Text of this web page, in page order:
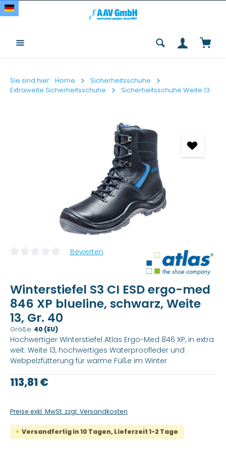
Zum Hauptinhalt springen
Sie sind hier: Home
Sicherheitsschuhe
Extraweite Sicherheitsschuhe
Sicherheitsschuhe Weite 13
Durchschnittliche Bewertung von 0 von 5 Sternen
Bewerten
Winterstiefel S3 CI ESD ergo-med
846 XP blueline, schwarz, Weite
13, Gr. 40
Größe: 40 (EU)
Hochwertiger Winterstiefel Atlas Ergo-Med 846 XP, in extra
weit: Weite 13, hochwertiges Waterproofleder und
Webpelzfütterung für warme Füße im Winter
Regulärer Preis:
113,81 €
Preise exkl. MwSt. zzgl. Versandkosten
Versandfertig in 10 Tagen, Lieferzeit 1-2 Tage